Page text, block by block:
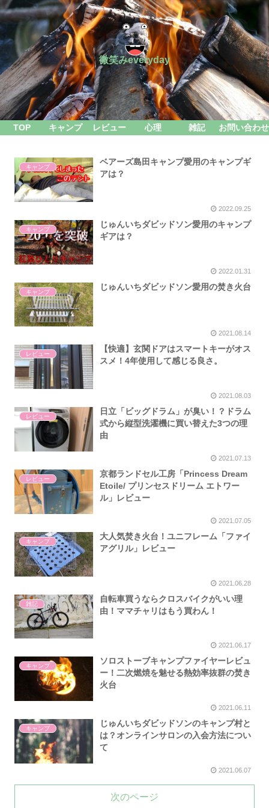
微笑みeveryday
TOP キャンプ レビュー 心理 雑記 お問い合わせ
キャンプ
ベアーズ島田キャンプ愛用のキャンプギ
アは？
2022.09.25
キャンプ
じゅんいちダビッドソン愛用のキャンプ
ギアは？
2022.01.31
キャンプ
じゅんいちダビッドソン愛用の焚き火台
2021.08.14
レビュー
【快適】玄関ドアはスマートキーがオス
スメ！4年使用して感じる良さ。
2021.08.03
レビュー
日立「ビッグドラム」が臭い！？ドラム
式から縦型洗濯機に買い替えた3つの理
由
2021.07.13
レビュー
京都ランドセル工房「Princess Dream
Etoile/ プリンセスドリーム エトワー
ル」レビュー
2021.07.05
キャンプ
大人気焚き火台！ユニフレーム「ファイ
アグリル」レビュー
2021.06.28
雑記
自転車買うならクロスバイクがいい理
由！ママチャリはもう買わん！
2021.06.17
キャンプ
ソロストーブキャンプファイヤーレビュ
ー！二次燃焼を魅せる熱効率抜群の焚き
火台
2021.06.11
キャンプ
じゅんいちダビッドソンのキャンプ村と
は？オンラインサロンの入会方法につい
て
2021.06.07
次のページ